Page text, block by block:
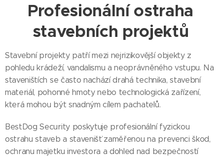
Profesionální ostraha
stavebních projektů
Stavební projekty patří mezi nejrizikovější objekty z
pohledu krádeží, vandalismu a neoprávněného vstupu. Na
staveništích se často nachází drahá technika, stavební
materiál, pohonné hmoty nebo technologická zařízení,
která mohou být snadným cílem pachatelů.
BestDog Security poskytuje profesionální fyzickou
ostrahu staveb a stavenišť zaměřenou na prevenci škod,
ochranu majetku investora a dohled nad bezpečností